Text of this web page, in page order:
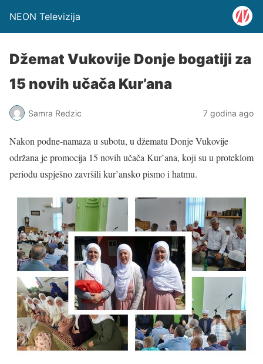
NEON Televizija
Džemat Vukovije Donje bogatiji za
15 novih učača Kur’ana
Samra Redzic 7 godina ago
Nakon podne-namaza u subotu, u džematu Donje Vukovije
održana je promocija 15 novih učača Kur’ana, koji su u proteklom
periodu uspješno završili kur’ansko pismo i hatmu.